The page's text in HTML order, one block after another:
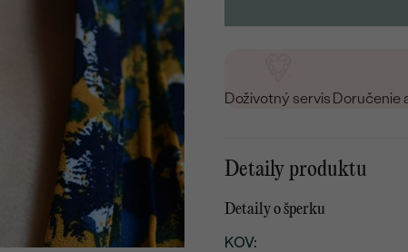
Doživotný servis Doručenie
Detaily produktu
Detaily o šperku
KOV: